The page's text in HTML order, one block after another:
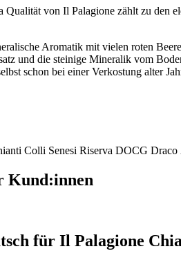
von Il Palagione zählt zu den
Aromatik mit vielen roten
und die steinige Mineralik vom
schon bei einer Verkostung alter
Colli Senesi Riserva DOCG Draco
Kund:innen
für Il Palagione